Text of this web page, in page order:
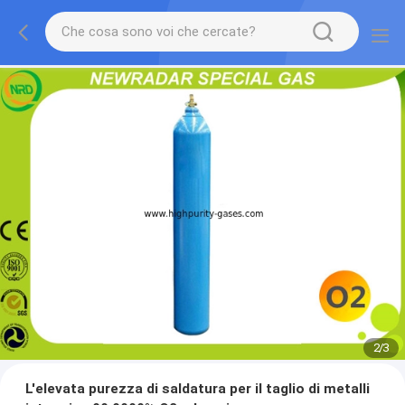
2/3
L'elevata purezza di saldatura per il taglio di metalli